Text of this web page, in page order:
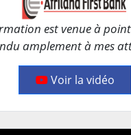
est venue à
amplement à mes
Voir la vidéo